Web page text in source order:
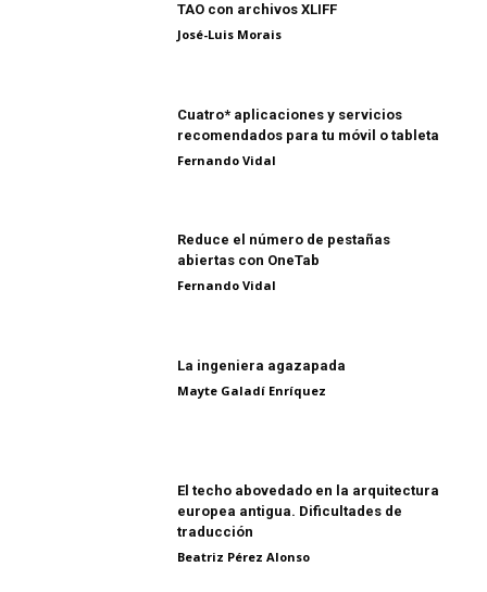
TAO con archivos XLIFF
José-Luis Morais
Cuatro* aplicaciones y servicios
recomendados para tu móvil o tableta
Fernando Vidal
Reduce el número de pestañas
abiertas con OneTab
Fernando Vidal
La ingeniera agazapada
Mayte Galadí Enríquez
El techo abovedado en la arquitectura
europea antigua. Dificultades de
traducción
Beatriz Pérez Alonso